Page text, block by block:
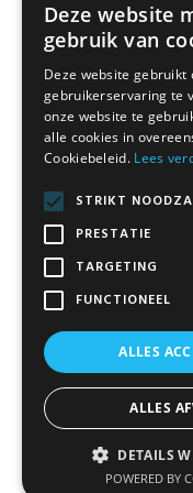
JA,
Deze website
gebruik van
Deze website gebruikt
gebruikerservaring te
onze website te
alle cookies in
Cookiebeleid. Lees
STRIKT
PRESTATIE
TARGETING
FUNCTIONEEL
ALLES
ALLES
DETAILS
POWERED BY